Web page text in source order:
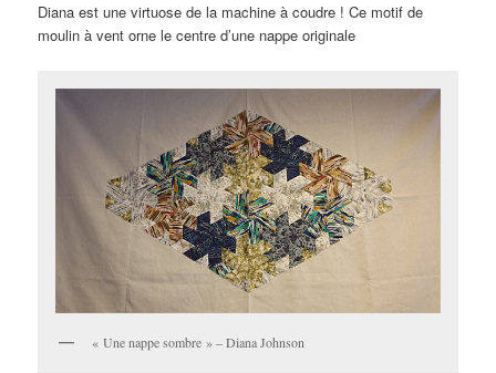
Diana est une virtuose de la machine à coudre ! Ce motif de
moulin à vent orne le centre d’une nappe originale
« Une nappe sombre » – Diana Johnson